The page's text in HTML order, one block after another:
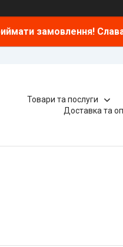
замовлення! Слава
Товари та послуги
Доставка та